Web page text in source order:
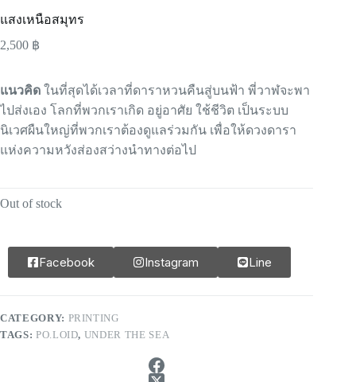
แสงเหนือสมุทร
2,500 ฿
แนวคิด ในที่สุดได้เวลาที่ดาราหวนคืนสู่บนฟ้า พี่วาฬจะพา
ไปส่งเอง โลกที่พวกเราเกิด อยู่อาศัย ใช้ชีวิต เป็นระบบ
นิเวศผืนใหญ่ที่พวกเราต้องดูแลร่วมกัน เพื่อให้ดวงดารา
แห่งความหวังส่องสว่างนำทางต่อไป
Out of stock
Facebook Instagram Line
CATEGORY: PRINTING
TAGS: PO.LOID, UNDER THE SEA